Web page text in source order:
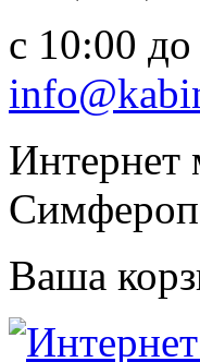
c 10:00
Интернет
Ваша